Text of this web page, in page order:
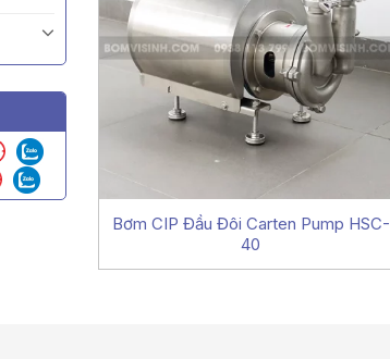
Bơm CIP Đầu Đôi Carten Pump HSC-
40